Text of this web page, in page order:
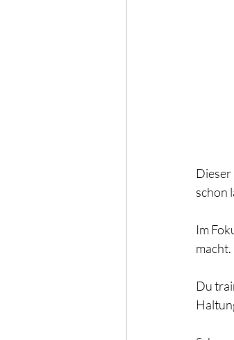
Dieser
schon
Im
Du